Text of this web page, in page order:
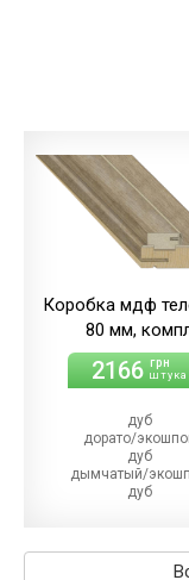
Коробка мдф
80 мм,
2166 грн
штука
дуб
дорато/
дуб
дымчатый/
дуб
(+110.00 грн)